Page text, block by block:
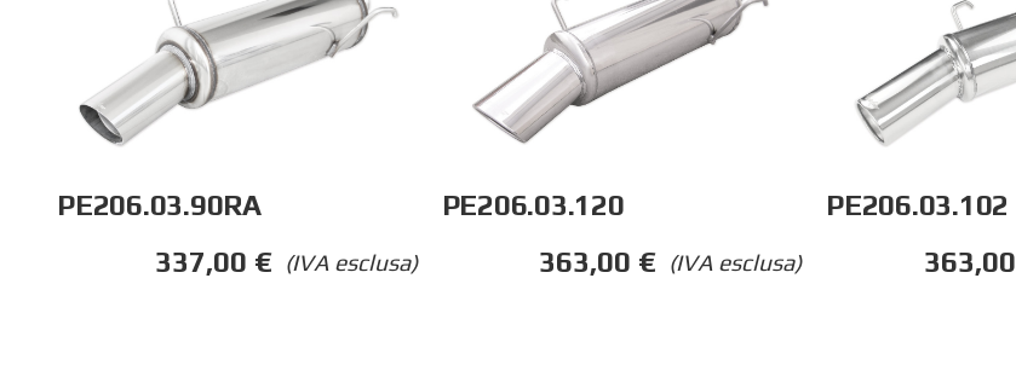
PE206.03.90RA
(IVA esclusa)
337,00 €
PE206.03.120
(IVA esclusa)
363,00 €
PE206.03.102
363,00